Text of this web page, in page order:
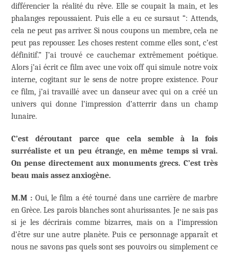
différencier la réalité du rêve. Elle se coupait la main, et les
phalanges repoussaient. Puis elle a eu ce sursaut “: Attends,
cela ne peut pas arriver. Si nous coupons un membre, cela ne
peut pas repousser. Les choses restent comme elles sont, c’est
définitif.” J’ai trouvé ce cauchemar extrêmement poétique.
Alors j’ai écrit ce film avec une voix off qui simule notre voix
interne, cogitant sur le sens de notre propre existence. Pour
ce film, j’ai travaillé avec un danseur avec qui on a créé un
univers qui donne l’impression d’atterrir dans un champ
lunaire.
C’est déroutant parce que cela semble à la fois
surréaliste et un peu étrange, en même temps si vrai.
On pense directement aux monuments grecs. C’est très
beau mais assez anxiogène.
M.M : Oui, le film a été tourné dans une carrière de marbre
en Grèce. Les parois blanches sont ahurissantes. Je ne sais pas
si je les décrirais comme bizarres, mais on a l’impression
d’être sur une autre planète. Puis ce personnage apparaît et
nous ne savons pas quels sont ses pouvoirs ou simplement ce